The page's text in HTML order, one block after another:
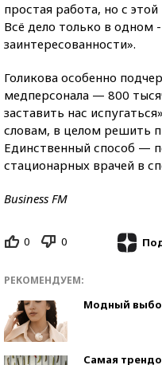
простая работа, но с
Всё дело только в одном
заинтересованности».
Голикова особенно
медперсонала — 800
заставить нас
словам, в целом решить
Единственный способ —
стационарных врачей в
Business FM
0 0
РЕКОМЕНДУЕМ:
Модный
Самая